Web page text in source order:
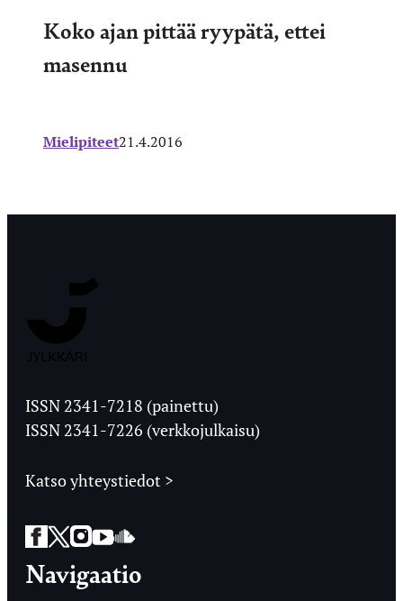
Koko ajan pittää ryypätä, ettei
masennu
Mielipiteet21.4.2016
Ylioppilaslehti
ISSN 2341-7218 (painettu)
ISSN 2341-7226 (verkkojulkaisu)
Katso yhteystiedot >
Facebook
Twitter
Instagram
YouTube
SoundCloud
Navigaatio